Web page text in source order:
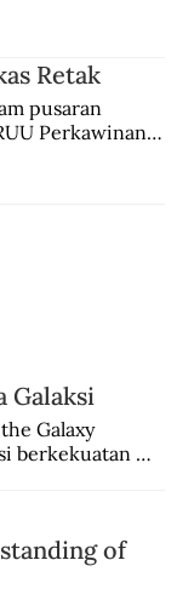
Retak
pusaran
Perkawinan.
Galaksi
Galaxy
berkekuatan
of